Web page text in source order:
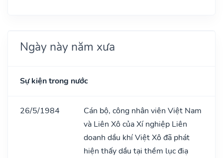
Ngày này năm xưa
Sự kiện trong nước
26/5/1984
Cán bộ, công nhân viên Việt Nam
và Liên Xô của Xí nghiệp Liên
doanh dầu khí Việt Xô đã phát
hiện thấy dầu tại thềm lục điạ